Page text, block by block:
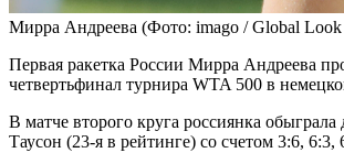
Мирра Андреева (Фото: imago / Global Look
Первая ракетка России Мирра Андреева
четвертьфинал турнира WTA 500 в
В матче второго круга россиянка обыграла
Таусон (23-я в рейтинге) со счетом 3:6, 6:3,